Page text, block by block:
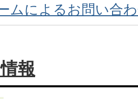
ムによるお問い合
報